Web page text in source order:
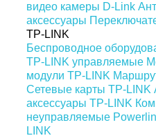
видео камеры D-Link
аксессуары
TP-LINK
Беспроводное
TP-LINK управляемые
модули TP-LINK
Сетевые карты TP-LINK
аксессуары TP-LINK
неуправляемые
LINK